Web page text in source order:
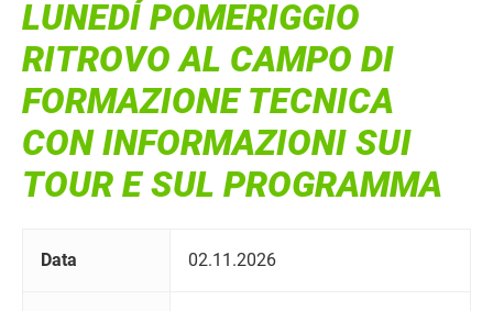
LUNEDÍ POMERIGGIO
RITROVO AL CAMPO DI
FORMAZIONE TECNICA
CON INFORMAZIONI SUI
TOUR E SUL PROGRAMMA
Data 02.11.2026